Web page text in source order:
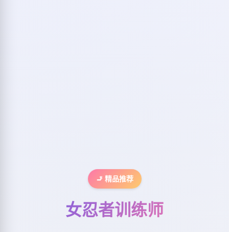
🚬 精品推荐
女忍者训练师